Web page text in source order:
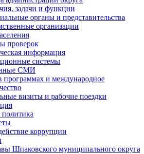
задачи и функции
органы и представительства
организации
проверок
информация
системы
СМИ
программах и международное
визиты и рабочие поездки
политика
коррупции
Шпаковского муниципального округа